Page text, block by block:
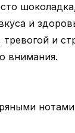
и
и
внимания.